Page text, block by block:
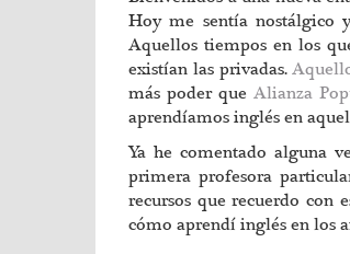
Hoy me sentía nostálgico
Aquellos tiempos en los
existían las privadas.
más poder que Alianza
aprendíamos inglés en
Ya he comentado alguna
primera profesora
recursos que recuerdo con
cómo aprendí inglés en los